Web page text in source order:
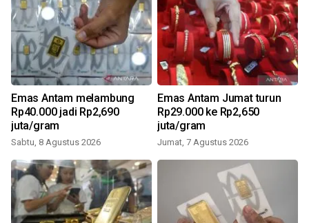
Emas Antam melambung
Rp40.000 jadi Rp2,690
juta/gram
Sabtu, 8 Agustus 2026
Emas Antam Jumat turun
Rp29.000 ke Rp2,650
juta/gram
Jumat, 7 Agustus 2026